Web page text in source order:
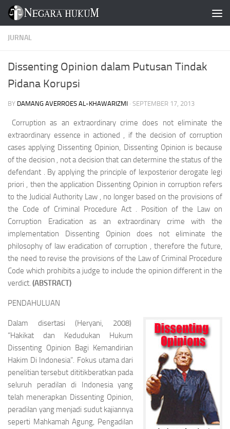
Skip to content
JURNAL
Dissenting Opinion dalam Putusan Tindak
Pidana Korupsi
BY DAMANG AVERROES AL-KHAWARIZMI · SEPTEMBER 17, 2013
Corruption as an extraordinary crime does not eliminate the
extraordinary essence in actioned , if the decision of corruption
cases applying Dissenting Opinion, Dissenting Opinion is because
of the decision , not a decision that can determine the status of the
defendant . By applying the principle of lexposterior derogate legi
priori , then the application Dissenting Opinion in corruption refers
to the Judicial Authority Law , no longer based on the provisions of
the Code of Criminal Procedure Act . Position of the Law on
Corruption Eradication as an extraordinary crime with the
implementation Dissenting Opinion does not eliminate the
philosophy of law eradication of corruption , therefore the future,
the need to revise the provisions of the Law of Criminal Procedure
Code which prohibits a judge to include the opinion different in the
verdict. (ABSTRACT)
PENDAHULUAN
Dalam disertasi (Heryani, 2008)
“Hakikat dan Kedudukan Hukum
Dissenting Opinion Bagi Kemandirian
Hakim Di Indonesia”. Fokus utama dari
penelitian tersebut dititikberatkan pada
seluruh peradilan di Indonesia yang
telah menerapkan Dissenting Opinion,
peradilan yang menjadi sudut kajiannya
seperti Mahkamah Agung, Pengadilan